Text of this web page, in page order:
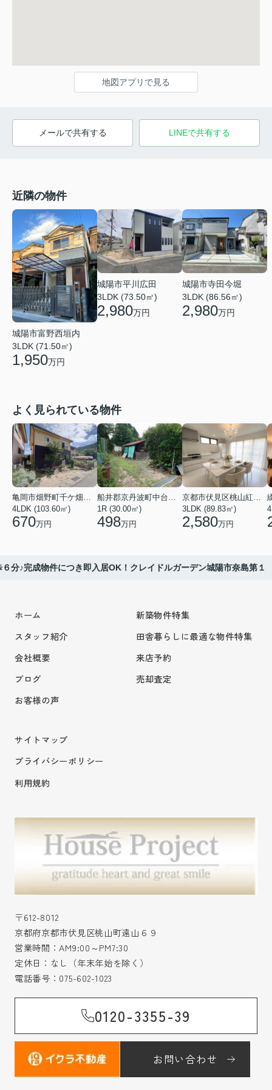
地図アプリで見る
メールで共有する LINEで共有する
近隣の物件
城陽市富野西垣内
3LDK (71.50㎡)
1,950万円
城陽市平川広田
3LDK (73.50㎡)
2,980万円
城陽市寺田今堀
3LDK (86.56㎡)
2,980万円
よく見られている物件
亀岡市畑野町千ケ畑高橋
4LDK (103.60㎡)
670万円
船井郡京丹波町中台土橋
1R (30.00㎡)
498万円
京都市伏見区桃山紅雪町
3LDK (89.83㎡)
2,580万円
分♪完成物件につき即入居OK！クレイドルガーデン城陽市奈島第１
ホーム
スタッフ紹介
会社概要
ブログ
お客様の声
新築物件特集
田舎暮らしに最適な物件特集
来店予約
売却査定
サイトマップ
プライバシーポリシー
利用規約
〒612-8012
京都府京都市伏見区桃山町遠山６９
営業時間：AM9:00～PM7:30
定休日：なし（年末年始を除く）
電話番号： 075-602-1023
0120-3355-39
お問い合わせ